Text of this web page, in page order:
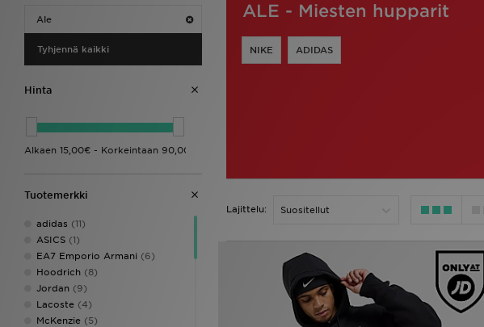
Ale
Tyhjennä kaikki
Hinta
Tuotemerkki
adidas (11)
ASICS (1)
EA7 Emporio Armani (6)
Hoodrich (8)
Jordan (9)
Lacoste (4)
McKenzie (5)
ALE - Miesten hupparit
NIKE ADIDAS
Lajittelu: